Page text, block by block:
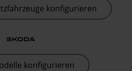
konfigurieren
konfigurieren